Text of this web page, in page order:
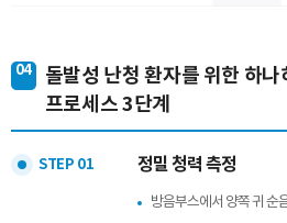
04
돌발성 난청 환자를 위한 하나
프로세스 3단계
STEP 01 정밀 청력 측정
방음부스에서 양쪽 귀 순